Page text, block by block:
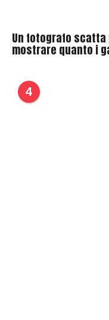
Un fotografo
mostrare quanto i
4